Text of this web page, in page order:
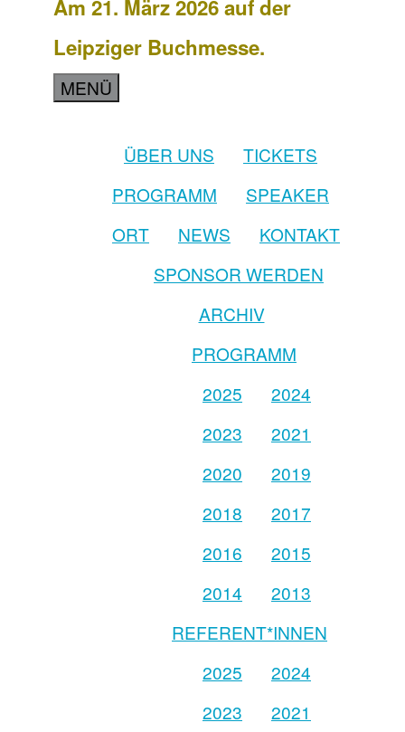
Am 21. März 2026 auf der
Leipziger Buchmesse.
MENÜ
ÜBER UNS
TICKETS
PROGRAMM
SPEAKER
ORT
NEWS
KONTAKT
SPONSOR WERDEN
ARCHIV
PROGRAMM
2025
2024
2023
2021
2020
2019
2018
2017
2016
2015
2014
2013
REFERENT*INNEN
2025
2024
2023
2021